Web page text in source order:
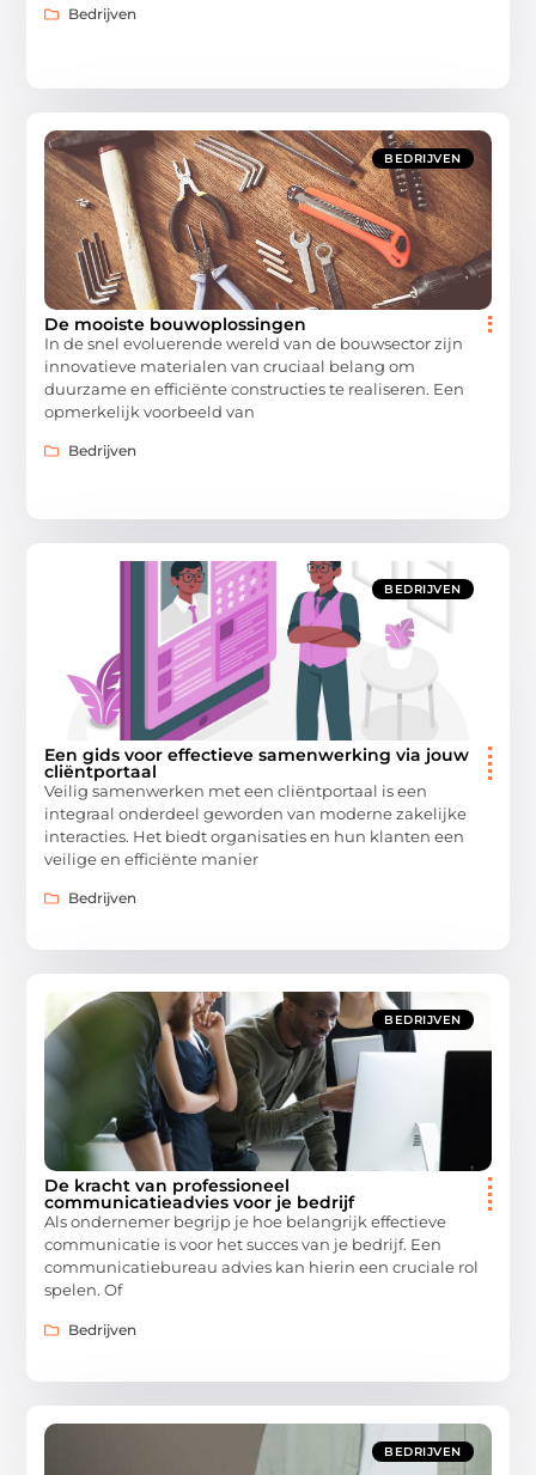
Bedrijven
BEDRIJVEN
De mooiste bouwoplossingen
In de snel evoluerende wereld van de bouwsector zijn
innovatieve materialen van cruciaal belang om
duurzame en efficiënte constructies te realiseren. Een
opmerkelijk voorbeeld van
Bedrijven
BEDRIJVEN
Een gids voor effectieve samenwerking via jouw
cliëntportaal
Veilig samenwerken met een cliëntportaal is een
integraal onderdeel geworden van moderne zakelijke
interacties. Het biedt organisaties en hun klanten een
veilige en efficiënte manier
Bedrijven
BEDRIJVEN
De kracht van professioneel
communicatieadvies voor je bedrijf
Als ondernemer begrijp je hoe belangrijk effectieve
communicatie is voor het succes van je bedrijf. Een
communicatiebureau advies kan hierin een cruciale rol
spelen. Of
Bedrijven
BEDRIJVEN